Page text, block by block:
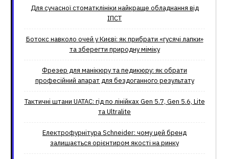
Для сучасної стоматклініки найкраще обладнання від
ІПСТ
Ботокс навколо очей у Києві: як прибрати «гусячі лапки»
та зберегти природну міміку
Фрезер для манікюру та педикюру: як обрати
професійний апарат для бездоганного результату
Тактичні штани UATAC: гід по лінійках Gen 5.7, Gen 5.6, Lite
та Ultralite
Електрофурнітура Schneider: чому цей бренд
залишається орієнтиром якості на ринку